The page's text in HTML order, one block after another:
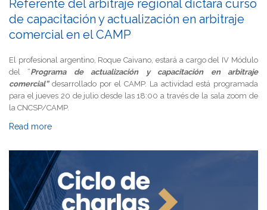
Referente del arbitraje regional dictará curso
de capacitación y actualización en arbitraje
comercial en el CAMP
El profesional argentino, Roque Caivano, estará a cargo del IV Módulo
del “Programa de actualización y capacitación en arbitraje
comercial”desarrollado por el CAMP. La actividad está programada
para el jueves 20 de julio desde las 18:00 a través de la sala zoom de
la CNCSP/CAMP.
Read more